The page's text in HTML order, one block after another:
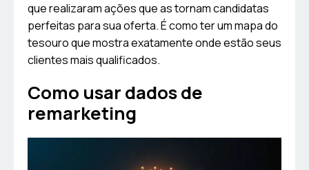
que realizaram ações que as tornam candidatas
perfeitas para sua oferta. É como ter um mapa do
tesouro que mostra exatamente onde estão seus
clientes mais qualificados.
Como usar dados de
remarketing